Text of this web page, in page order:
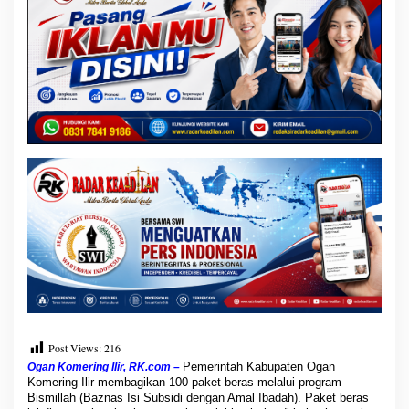
a
s
U
n
t
u
k
M
a
a
r
a
k
a
t
M
i
s
i
n
E
k
Post Views:216
Ogan Komering Ilir, RK.com – Pemerintah Kabupaten Ogan
Komering Ilir membagikan 100 paket beras melalui program
Bismillah (Baznas Isi Subsidi dengan Amal Ibadah). Paket beras